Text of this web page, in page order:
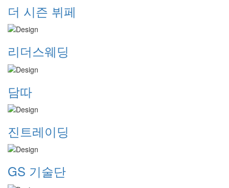
더 시즌 뷔페
리더스웨딩
담따
진트레이딩
GS 기술단